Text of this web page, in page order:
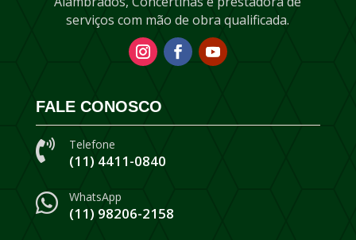
serviços com mão de obra qualificada.
FALE CONOSCO
 Telefone
(11) 4411-0840
 WhatsApp
(11) 98206-2158